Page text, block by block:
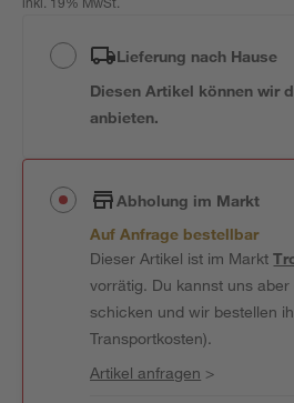
inkl. 19% MwSt.
Lieferung nach Hause
Diesen Artikel können wir
anbieten.
Abholung im Markt
Auf Anfrage bestellbar
Dieser Artikel ist im Markt
vorrätig. Du kannst uns
schicken und wir bestellen
Transportkosten).
Artikel anfragen >